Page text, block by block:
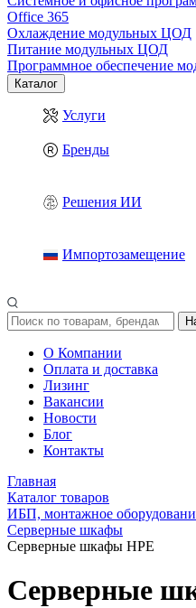
Office 365
Охлаждение модульных ЦОД
Питание модульных ЦОД
Программное обеспечение
Каталог
Услуги
Бренды
Решения ИИ
Импортозамещение
О Компании
Оплата и доставка
Лизинг
Вакансии
Новости
Блог
Контакты
Главная
Каталог товаров
ИБП, монтажное
Серверные шкафы
Серверные шкафы HPE
Серверные